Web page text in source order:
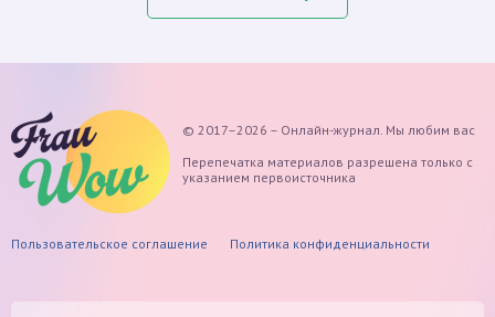
© 2017–2026 – Онлайн-журнал. Мы любим вас
Перепечатка материалов разрешена только с
указанием первоисточника
Пользовательское соглашение Политика конфиденциальности